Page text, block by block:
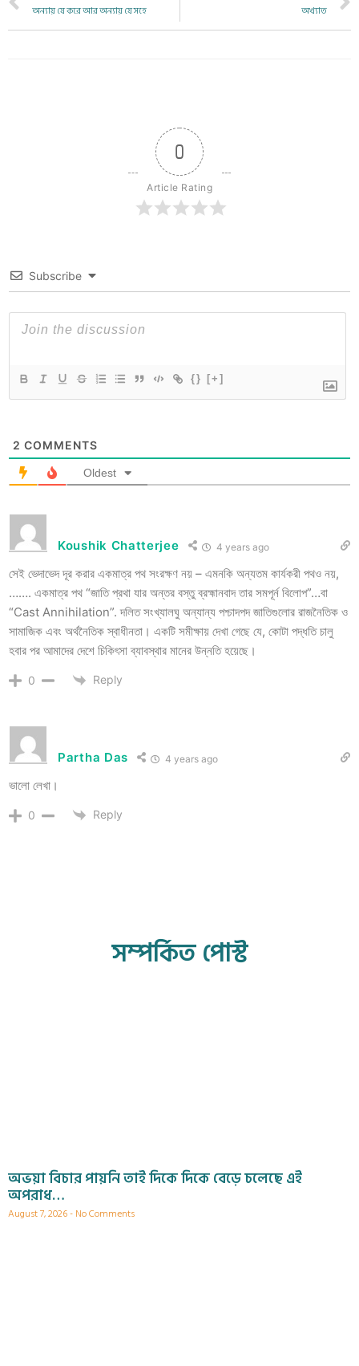
অন্যায় যে করে আর অন্যায় যে সহে অখ্যাত
0
Article Rating
Subscribe
{} [+]
2 COMMENTS
Oldest
Koushik Chatterjee 4 years ago
সেই ভেদাভেদ দূর করার একমাত্র পথ সংরক্ষণ নয় – এমনকি অন্যতম কার্যকরী পথও নয়,
……. একমাত্র পথ “জাতি প্রথা যার অন্তর বস্তু ব্রহ্মানবাদ তার সমপূর্ন বিলোপ”…বা
“Cast Annihilation”. দলিত সংখ্যালঘু অন্যান্য পশ্চাদপদ জাতিগুলোর রাজনৈতিক ও
সামাজিক এবং অর্থনৈতিক স্বাধীনতা। একটি সমীক্ষায় দেখা গেছে যে, কোটা পদ্ধতি চালু
হবার পর আমাদের দেশে চিকিৎসা ব্যাবস্থার মানের উন্নতি হয়েছে।
0 Reply
Partha Das 4 years ago
ভালো লেখা।
0 Reply
সম্পর্কিত পোস্ট
অভয়া বিচার পায়নি তাই দিকে দিকে বেড়ে চলেছে এই
অপরাধ…
August 7, 2026 No Comments